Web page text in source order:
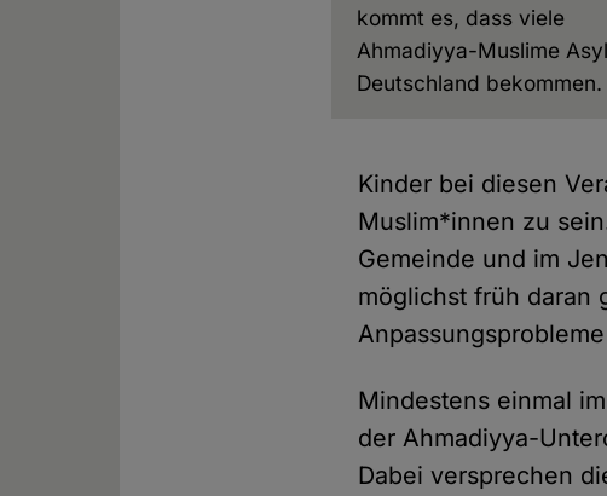
kommt es, dass viele
Ahmadiyya-Muslime
Deutschland bekommen.
Kinder bei diesen
Muslim*innen zu
Gemeinde und im
möglichst früh daran
Mindestens einmal
der Ahmadiyya-
Dabei versprechen